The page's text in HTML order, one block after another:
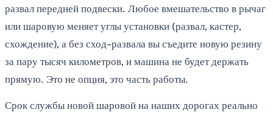
развал передней подвески. Любое вмешательство в рычаг
или шаровую меняет углы установки (развал, кастер,
схождение), а без сход-развала вы съедите новую резину
за пару тысяч километров, и машина не будет держать
прямую. Это не опция, это часть работы.
Срок службы новой шаровой на наших дорогах реально